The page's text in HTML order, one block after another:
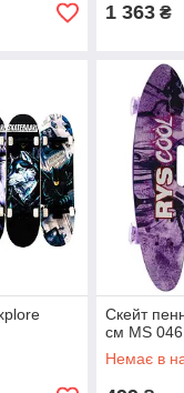
1 363 ₴
Скейт
см MS
Немає в